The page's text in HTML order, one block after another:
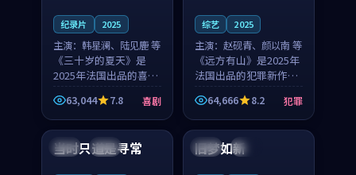
纪录片 2025
主演： 韩星澜、陆见鹿 等
《三十岁的夏天》是
2025年法国出品的喜剧
新作，主创团队希望用
深夜电台的故事让观众
停下来想一想。韩星澜
角色，山田纯一的叙事
63,044 7.8 喜剧
综艺 2025
主演： 赵砚青、颜以南 等
《远方有山》是2025年
法国出品的犯罪新作，
主创团队希望用高校追
梦的故事让观众停下来
想一想。赵砚青领衔，
颜以南担任重要角色，
山田纯一的叙事节奏
64,666 8.2 犯罪
泰国 杜比
当时只道是寻常 中国 高分
旧梦如新